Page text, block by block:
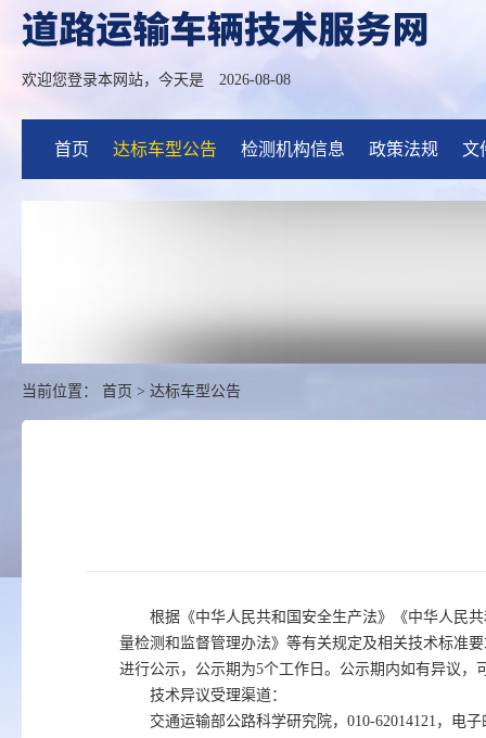
欢迎您登录本网站，今天是 2026-08-08
首页 达标车型公告 检测机构信息 政策法规 文
当前位置： 首页 > 达标车型公告
根据《中华人民共和国安全生产法》《中华人民
量检测和监督管理办法》等有关规定及相关技术标准
进行公示，公示期为5个工作日。公示期内如有异议，
技术异议受理渠道：
交通运输部公路科学研究院，010-62014121，电